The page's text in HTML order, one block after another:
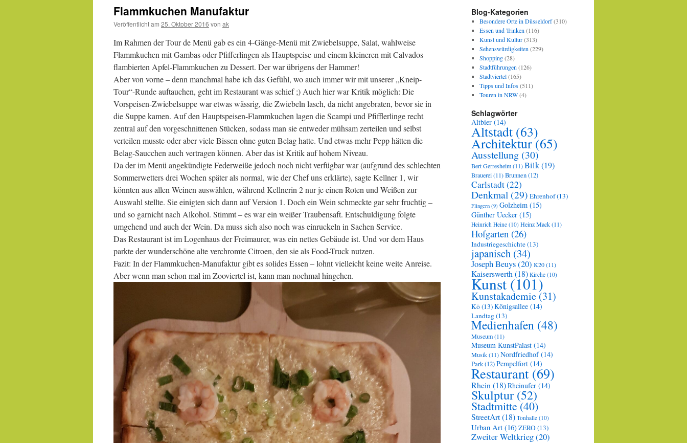
Flammkuchen Manufaktur
Veröffentlicht am 25. Oktober 2016 von ak
Im Rahmen der Tour de Menü gab es ein 4-Gänge-Menü mit Zwiebelsuppe, Salat, wahlweise
Flammkuchen mit Gambas oder Pfifferlingen als Hauptspeise und einem kleineren mit Calvados
flambierten Apfel-Flammkuchen zu Dessert. Der war übrigens der Hammer!
Aber von vorne – denn manchmal habe ich das Gefühl, wo auch immer wir mit unserer „Kneip-
Tour“-Runde auftauchen, geht im Restaurant was schief ;) Auch hier war Kritik möglich: Die
Vorspeisen-Zwiebelsuppe war etwas wässrig, die Zwiebeln lasch, da nicht angebraten, bevor sie in
die Suppe kamen. Auf den Hauptspeisen-Flammkuchen lagen die Scampi und Pfifflerlinge recht
zentral auf den vorgeschnittenen Stücken, sodass man sie entweder mühsam zerteilen und selbst
verteilen musste oder aber viele Bissen ohne guten Belag hatte. Und etwas mehr Pepp hätten die
Belag-Saucchen auch vertragen können. Aber das ist Kritik auf hohem Niveau.
Da der im Menü angekündigte Federweiße jedoch noch nicht verfügbar war (aufgrund des schlechten
Sommerwetters drei Wochen später als normal, wie der Chef uns erklärte), sagte Kellner 1, wir
könnten aus allen Weinen auswählen, während Kellnerin 2 nur je einen Roten und Weißen zur
Auswahl stellte. Sie einigten sich dann auf Version 1. Doch ein Wein schmeckte gar sehr fruchtig –
und so garnicht nach Alkohol. Stimmt – es war ein weißer Traubensaft. Entschuldigung folgte
umgehend und auch der Wein. Da muss sich also noch was einruckeln in Sachen Service.
Das Restaurant ist im Logenhaus der Freimaurer, was ein nettes Gebäude ist. Und vor dem Haus
parkte der wunderschöne alte verchromte Citroen, den sie als Food-Truck nutzen.
Fazit: In der Flammkuchen-Manufaktur gibt es solides Essen – lohnt vielleicht keine weite Anreise.
Aber wenn man schon mal im Zooviertel ist, kann man nochmal hingehen.
Blog-Kategorien
Besondere Orte in Düsseldorf(310)
Essen und Trinken (116)
Kunst und Kultur(313)
Sehenswürdigkeiten (229)
Shopping(28)
Stadtführungen (126)
Stadtviertel(165)
Tipps und Infos(511)
Touren in NRW(4)
Schlagwörter
Altbier (14)
Altstadt (63)
Architektur(65)
Ausstellung (30)
Bert Gerresheim(11)Bilk(19)
Brauerei(11)Brunnen(12)
Carlstadt(22)
Denkmal (29) Ehrenhof(13)
Flingern (9) Golzheim (15)
Günther Uecker (15)
Heinrich Heine (10) Heinz Mack(11)
Hofgarten (26)
Industriegeschichte(13)
japanisch (34)
Joseph Beuys(20) K20(11)
Kaiserswerth (18) Kirche (10)
Kunst(101)
Kunstakademie(31)
Kö(13)Königsallee (14)
Landtag(13)
Medienhafen (48)
Museum(11)
Museum KunstPalast (14)
Musik(11)Nordfriedhof(14)
Park(12)Pempelfort (14)
Restaurant(69)
Rhein (18)Rheinufer (14)
Skulptur (52)
Stadtmitte(40)
StreetArt(18) Tonhalle (10)
Urban Art (16)ZERO(13)
Zweiter Weltkrieg(20)